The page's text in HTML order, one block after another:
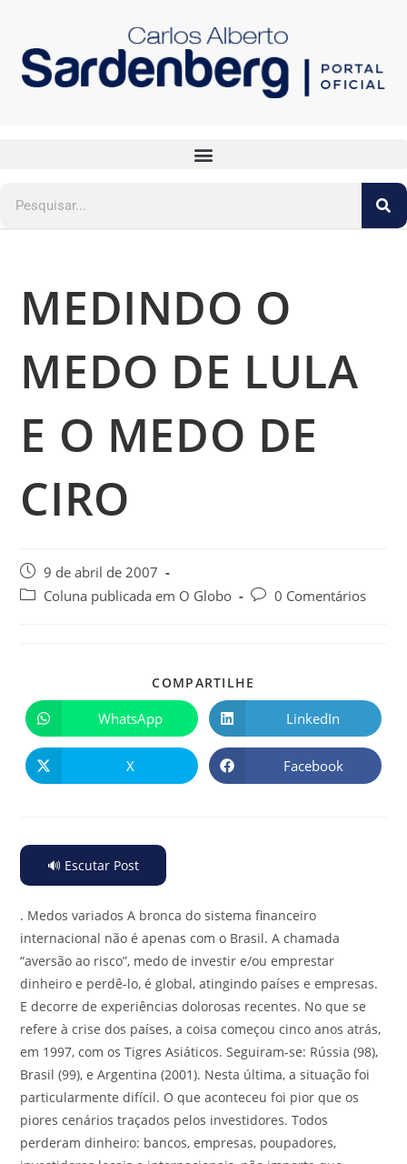
MEDINDO O
MEDO DE LULA
E O MEDO DE
CIRO
9 de abril de 2007
Coluna publicada em O Globo
0 Comentários
COMPARTILHE
WhatsApp LinkedIn
X Facebook
🔊 Escutar Post
. Medos variados A bronca do sistema financeiro
internacional não é apenas com o Brasil. A chamada
“aversão ao risco”, medo de investir e/ou emprestar
dinheiro e perdê-lo, é global, atingindo países e empresas.
E decorre de experiências dolorosas recentes. No que se
refere à crise dos países, a coisa começou cinco anos atrás,
em 1997, com os Tigres Asiáticos. Seguiram-se: Rússia (98),
Brasil (99), e Argentina (2001). Nesta última, a situação foi
particularmente difícil. O que aconteceu foi pior que os
piores cenários traçados pelos investidores. Todos
perderam dinheiro: bancos, empresas, poupadores,